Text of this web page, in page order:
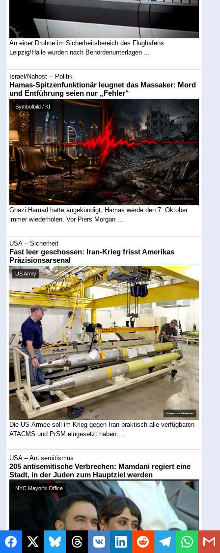
An einer Drohne im Sicherheitsbereich des Flughafens
Leipzig/Halle wurden nach Behördenunterlagen ...
Israel/Nahost -- Politik
Hamas-Spitzenfunktionär leugnet das Massaker: Mord
und Entführung seien nur „Fehler“
Symbolbild / KI
Ghazi Hamad hatte angekündigt, Hamas werde den 7. Oktober
immer wiederholen. Vor Piers Morgan ...
USA -- Sicherheit
Fast leer geschossen: Iran-Krieg frisst Amerikas
Präzisionsarsenal
US Army
Die US-Armee soll im Krieg gegen Iran praktisch alle verfügbaren
ATACMS und PrSM eingesetzt haben. ...
USA -- Antisemitismus
205 antisemitische Verbrechen: Mamdani regiert eine
Stadt, in der Juden zum Hauptziel werden
NYC Mayor's Office